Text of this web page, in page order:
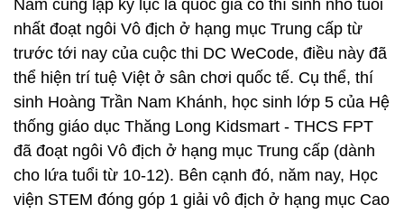
Nam cũng lập kỷ lục là quốc gia có thí sinh nhỏ tuổi
nhất đoạt ngôi Vô địch ở hạng mục Trung cấp từ
trước tới nay của cuộc thi DC WeCode, điều này đã
thể hiện trí tuệ Việt ở sân chơi quốc tế. Cụ thể, thí
sinh Hoàng Trần Nam Khánh, học sinh lớp 5 của Hệ
thống giáo dục Thăng Long Kidsmart - THCS FPT
đã đoạt ngôi Vô địch ở hạng mục Trung cấp (dành
cho lứa tuổi từ 10-12). Bên cạnh đó, năm nay, Học
viện STEM đóng góp 1 giải vô địch ở hạng mục Cao